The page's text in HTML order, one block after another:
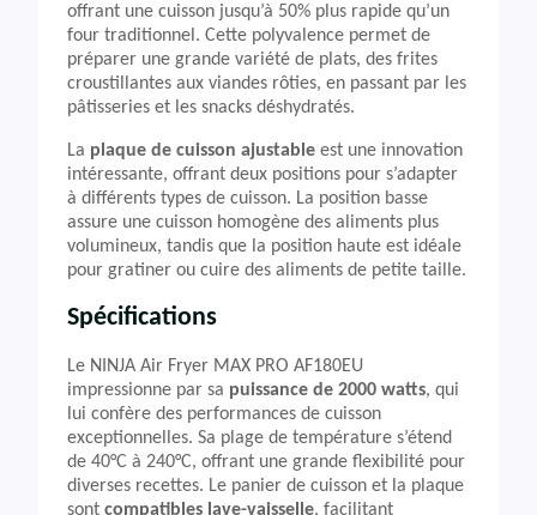
offrant une cuisson jusqu’à 50% plus rapide qu’un
four traditionnel. Cette polyvalence permet de
préparer une grande variété de plats, des frites
croustillantes aux viandes rôties, en passant par les
pâtisseries et les snacks déshydratés.
La plaque de cuisson ajustable est une innovation
intéressante, offrant deux positions pour s’adapter
à différents types de cuisson. La position basse
assure une cuisson homogène des aliments plus
volumineux, tandis que la position haute est idéale
pour gratiner ou cuire des aliments de petite taille.
Spécifications
Le NINJA Air Fryer MAX PRO AF180EU
impressionne par sa puissance de 2000 watts, qui
lui confère des performances de cuisson
exceptionnelles. Sa plage de température s’étend
de 40°C à 240°C, offrant une grande flexibilité pour
diverses recettes. Le panier de cuisson et la plaque
sont compatibles lave-vaisselle, facilitant